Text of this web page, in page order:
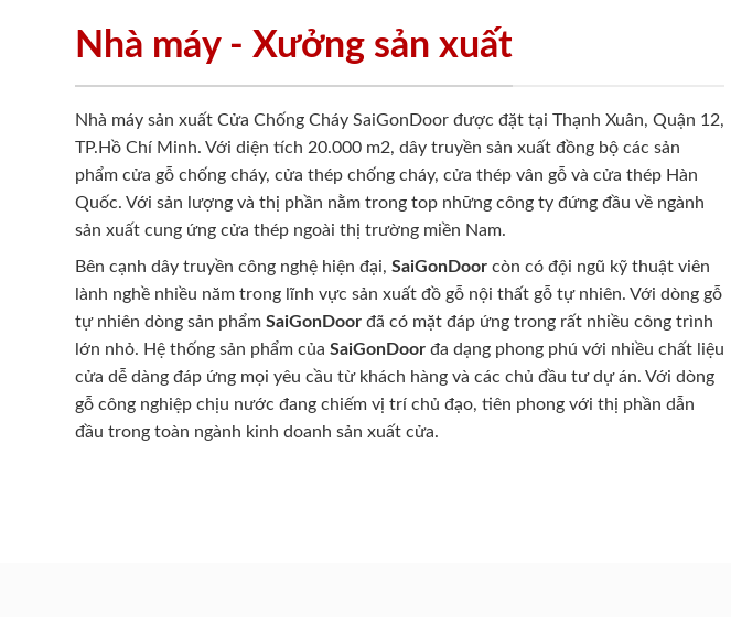
Nhà máy - Xưởng sản xuất
Nhà máy sản xuất Cửa Chống Cháy SaiGonDoor được đặt tại Thạnh Xuân, Quận 12,
TP.Hồ Chí Minh. Với diện tích 20.000 m2, dây truyền sản xuất đồng bộ các sản
phẩm cửa gỗ chống cháy, cửa thép chống cháy, cửa thép vân gỗ và cửa thép Hàn
Quốc. Với sản lượng và thị phần nằm trong top những công ty đứng đầu về ngành
sản xuất cung ứng cửa thép ngoài thị trường miền Nam.
Bên cạnh dây truyền công nghệ hiện đại, SaiGonDoor còn có đội ngũ kỹ thuật viên
lành nghề nhiều năm trong lĩnh vực sản xuất đồ gỗ nội thất gỗ tự nhiên. Với dòng gỗ
tự nhiên dòng sản phẩm SaiGonDoor đã có mặt đáp ứng trong rất nhiều công trình
lớn nhỏ. Hệ thống sản phẩm của SaiGonDoor đa dạng phong phú với nhiều chất liệu
cửa dễ dàng đáp ứng mọi yêu cầu từ khách hàng và các chủ đầu tư dự án. Với dòng
gỗ công nghiệp chịu nước đang chiếm vị trí chủ đạo, tiên phong với thị phần dẫn
đầu trong toàn ngành kinh doanh sản xuất cửa.